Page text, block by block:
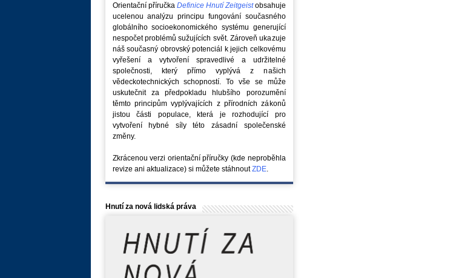
Orientační příručka Definice Hnutí Zeitgeistobsahuje
ucelenou analýzu principu fungování současného
globálního socioekonomického systému generující
nespočet problémů sužujících svět. Zároveň ukazuje
náš současný obrovský potenciál k jejich celkovému
vyřešení a vytvoření spravedlivé a udržitelné
společnosti, který přímo vyplývá z našich
vědeckotechnických schopností. To vše se může
uskutečnit za předpokladu hlubšího porozumění
těmto principům vyplývajících z přírodních zákonů
jistou části populace, která je rozhodující pro
vytvoření hybné síly této zásadní společenské
změny.
Zkrácenou verzi orientační příručky (kde neproběhla
revize ani aktualizace) si můžete stáhnoutZDE.
Hnutí za nová lidská práva